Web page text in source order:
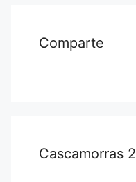
Comparte
Cascamorras